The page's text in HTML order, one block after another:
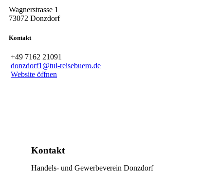
Wagnerstrasse 1
73072 Donzdorf
Kontakt
+49 7162 21091
donzdorf1@tui-reisebuero.de
Website öffnen
Kontakt
Handels- und Gewerbeverein Donzdorf